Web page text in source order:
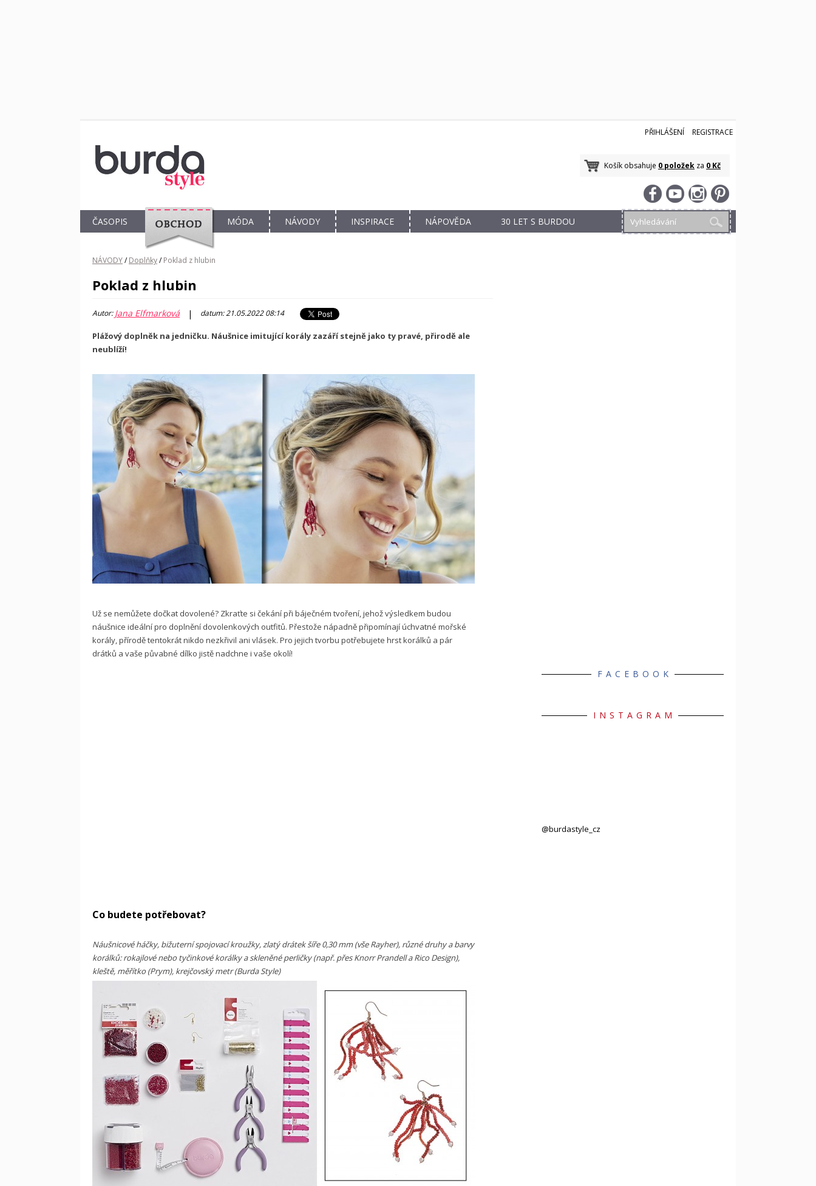
PŘIHLÁŠENÍ REGISTRACE
Košík obsahuje 0 položek za 0 Kč
ČASOPIS
OBCHOD
MÓDA NÁVODY INSPIRACE NÁPOVĚDA 30 LET S BURDOU
NÁVODY/ Doplňky/ Poklad z hlubin
Poklad z hlubin
Autor:Jana Elfmarková | datum: 21.05.2022 08:14
Plážový doplněk na jedničku. Náušnice imitující korály zazáří stejně jako ty pravé, přirodě ale
neublíží!
Už se nemůžete dočkat dovolené? Zkraťte si čekání při báječném tvoření, jehož výsledkem budou
náušnice ideální pro doplnění dovolenkových outfitů. Přestože nápadně připomínají úchvatné mořské
korály, přírodě tentokrát nikdo nezkřivil ani vlásek. Pro jejich tvorbu potřebujete hrst korálků a pár
drátků a vaše půvabné dílko jistě nadchne i vaše okolí!
Co budete potřebovat?
Náušnicové háčky, bižuterní spojovací kroužky, zlatý drátek šíře 0,30 mm (vše Rayher), různé druhy a barvy
korálků: rokajlové nebo tyčinkové korálky a skleněné perličky (např. přes Knorr Prandell a Rico Design),
kleště, měřítko (Prym), krejčovský metr (Burda Style)
FACEBOOK
INSTAGRAM
@burdastyle_cz